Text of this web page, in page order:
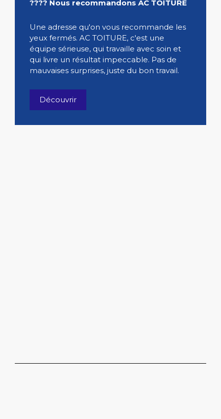
???? Nous recommandons AC TOITURE
Une adresse qu'on vous recommande les
yeux fermés. AC TOITURE, c'est une
équipe sérieuse, qui travaille avec soin et
qui livre un résultat impeccable. Pas de
mauvaises surprises, juste du bon travail.
Découvrir